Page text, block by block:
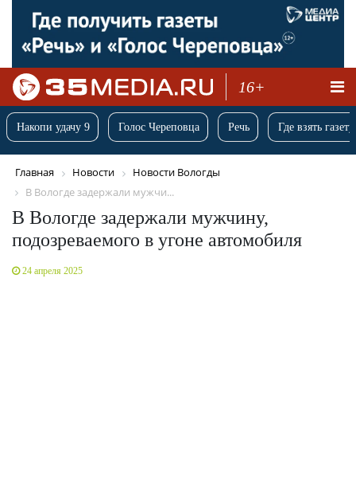
16+
Накопи удачу 9 Голос Череповца Речь Где взять
Главная Новости
Новости Вологды
В Вологде задержали мужчи...
В Вологде задержали мужчину,
подозреваемого в угоне автомобиля
24 апреля 2025